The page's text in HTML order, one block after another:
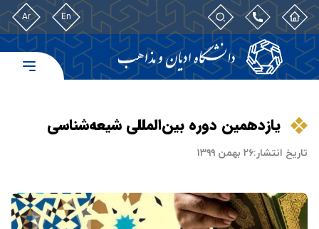
En
Ar
یازدهمین دوره بین‌المللی شیعه‌شناسی
تاریخ انتشار:۲۶ بهمن ۱۳۹۹